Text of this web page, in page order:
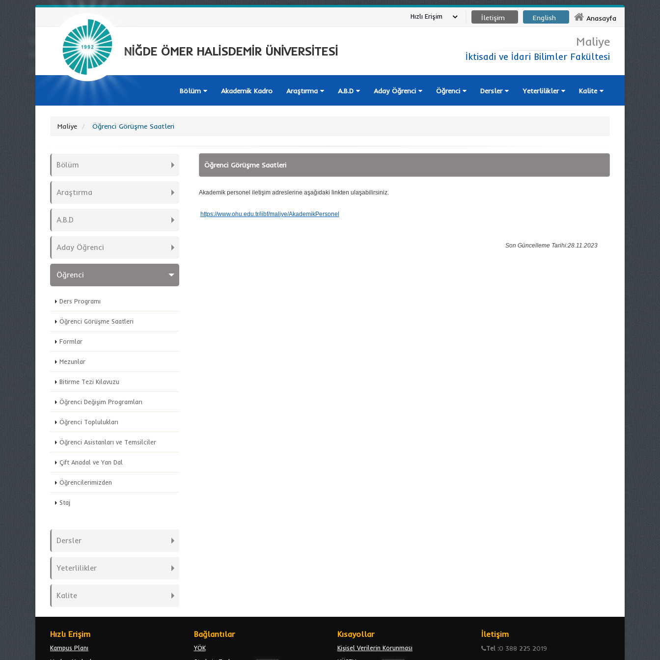
Anasayfa
English
İletişim
Hızlı Erişim
NİĞDE ÖMER HALİSDEMİR ÜNİVERSİTESİ
Maliye
İktisadi ve İdari Bilimler Fakültesi
Bölüm Akademik Kadro Araştırma A.B.D Aday Öğrenci Öğrenci Dersler Yeterlilikler Kalite
Maliye Öğrenci Görüşme Saatleri
Bölüm
Araştırma
A.B.D
Aday Öğrenci
Öğrenci
Ders Programı
Öğrenci Görüşme Saatleri
Formlar
Mezunlar
Bitirme Tezi Kılavuzu
Öğrenci Değişim Programları
Öğrenci Toplulukları
Öğrenci Asistanları ve Temsilciler
Çift Anadal ve Yan Dal
Öğrencilerimizden
Staj
Dersler
Yeterlilikler
Kalite
Öğrenci Görüşme Saatleri
Akademik personel iletişim adreslerine aşağıdaki linkten ulaşabilirsiniz.
https://www.ohu.edu.tr/iibf/maliye/AkademikPersonel
Son Güncelleme Tarihi:28.11.2023
Hızlı Erişim
Kampus Planı
Bağlantılar
YÖK
Kısayollar
Kişisel Verilerin Korunması
İletişim
Tel :0 388 225 2019